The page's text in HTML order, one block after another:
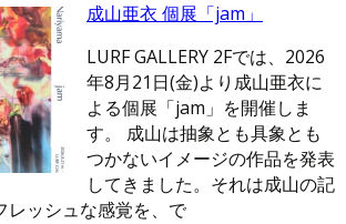
成山亜衣 個展「jam」
LURF GALLERY 2Fでは、2026
年8月21日(金)より成山亜衣に
よる個展「jam」を開催しま
す。 成山は抽象とも具象とも
つかないイメージの作品を発表
してきました。それは成山の記
レッシュな感覚を、で